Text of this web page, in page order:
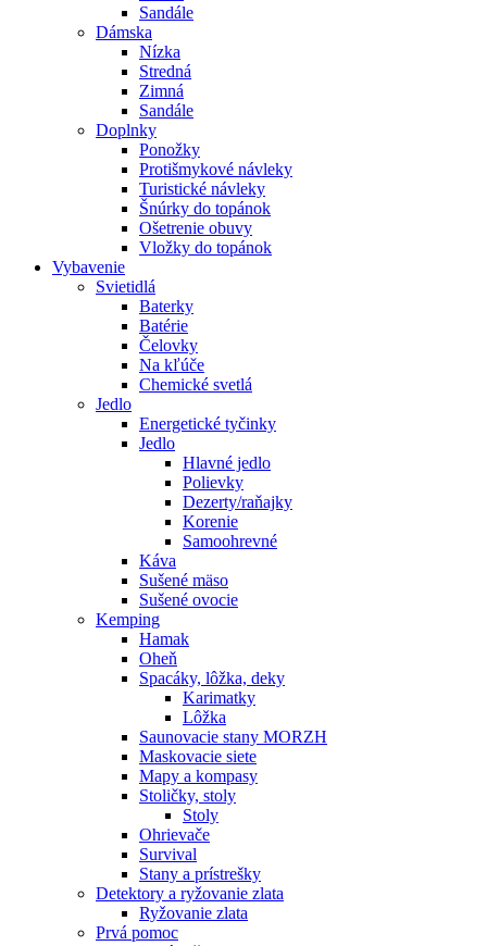
Sandále
Dámska
Nízka
Stredná
Zimná
Sandále
Doplnky
Ponožky
Protišmykové návleky
Turistické návleky
Šnúrky do topánok
Ošetrenie obuvy
Vložky do topánok
Vybavenie
Svietidlá
Baterky
Batérie
Čelovky
Na kľúče
Chemické svetlá
Jedlo
Energetické tyčinky
Jedlo
Hlavné jedlo
Polievky
Dezerty/raňajky
Korenie
Samoohrevné
Káva
Sušené mäso
Sušené ovocie
Kemping
Hamak
Oheň
Spacáky, lôžka, deky
Karimatky
Lôžka
Saunovacie stany MORZH
Maskovacie siete
Mapy a kompasy
Stoličky, stoly
Stoly
Ohrievače
Survival
Stany a prístrešky
Detektory a ryžovanie zlata
Ryžovanie zlata
Prvá pomoc